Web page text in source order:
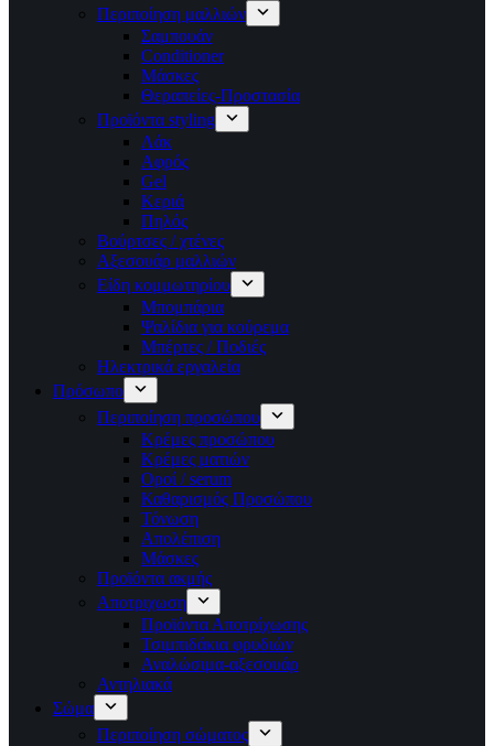
Περιποίηση μαλλιών
Σαμπουάν
Conditioner
Μάσκες
Θεραπείες-Προστασία
Προϊόντα styling
Λάκ
Αφρός
Gel
Κεριά
Πηλός
Βούρτσες / χτένες
Αξεσουάρ μαλλιών
Είδη κομμωτηρίου
Μπομπάρια
Ψαλίδια για κούρεμα
Μπέρτες / Ποδιές
Ηλεκτρικά εργαλεία
Πρόσωπο
Περιποίηση προσώπου
Κρέμες προσώπου
Κρέμες ματιών
Οροί / serum
Καθαρισμός Προσώπου
Τόνωση
Απολέπιση
Μάσκες
Προϊόντα ακμής
Αποτριχωση
Προϊόντα Αποτρίχωσης
Τσιμπιδάκια φρυδιών
Αναλώσιμα-αξεσουάρ
Αντηλιακά
Σώμα
Περιποίηση σώματος